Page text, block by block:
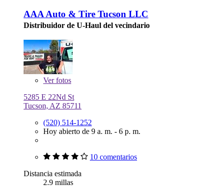
AAA Auto & Tire Tucson LLC
Distribuidor de U-Haul del vecindario
Verfotos
5285 E 22Nd St
Tucson, AZ 85711
(520) 514-1252
Hoy abierto de 9 a. m. - 6 p. m.
10 comentarios
Distancia estimada
2.9 millas